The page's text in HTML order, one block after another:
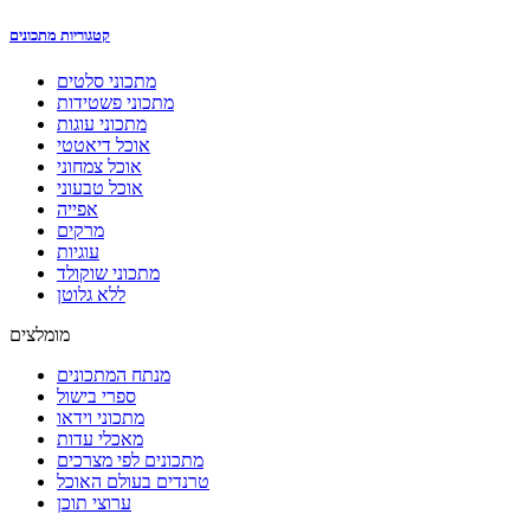
קטגוריות מתכונים
מתכוני סלטים
מתכוני פשטידות
מתכוני עוגות
אוכל דיאטטי
אוכל צמחוני
אוכל טבעוני
אפייה
מרקים
עוגיות
מתכוני שוקולד
ללא גלוטן
מומלצים
מנתח המתכונים
ספרי בישול
מתכוני וידאו
מאכלי עדות
מתכונים לפי מצרכים
טרנדים בעולם האוכל
ערוצי תוכן